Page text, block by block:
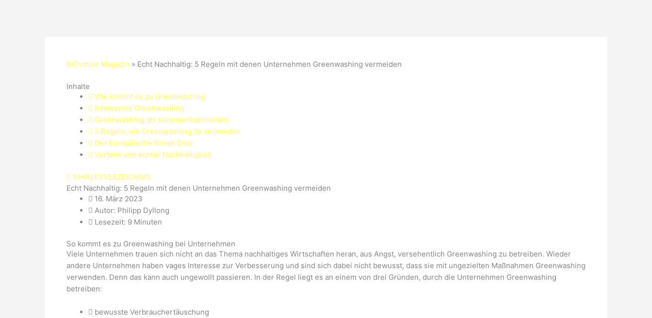
BIOvative Magazin » Echt Nachhaltig: 5 Regeln mit denen Unternehmen Greenwashing vermeiden
Inhalte
Wie kommt es zu Greenwashing
Bewusstes Greenwashing
Greenwashing als Kommunikationsfalle
5 Regeln, um Greenwashing zu vermeiden
Der Europäische Green Deal
Vorteile von echter Nachhaltigkeit
INHALTSVERZEICHNIS
Echt Nachhaltig: 5 Regeln mit denen Unternehmen Greenwashing vermeiden
16. März 2023
Autor: Philipp Dyllong
Lesezeit: 9 Minuten
So kommt es zu Greenwashing bei Unternehmen
Viele Unternehmen trauen sich nicht an das Thema nachhaltiges Wirtschaften heran, aus Angst, versehentlich Greenwashing zu betreiben. Wieder
andere Unternehmen haben vages Interesse zur Verbesserung und sind sich dabei nicht bewusst, dass sie mit ungezielten Maßnahmen Greenwashing
verwenden. Denn das kann auch ungewollt passieren. In der Regel liegt es an einem von drei Gründen, durch die Unternehmen Greenwashing
betreiben:
bewusste Verbrauchertäuschung